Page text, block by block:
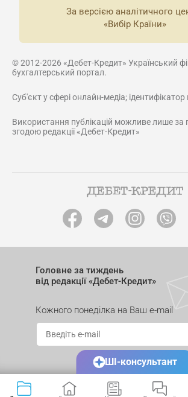
За версією аналітичного
«Вибір Країни»
© 2012-2026 «Дебет-Кредит» Український
бухгалтерський портал.
Суб'єкт у сфері онлайн-медіа;
Використання публікацій можливе лише
згодою редакції «Дебет-Кредит»
Головне за тиждень
від редакції «Дебет-Кредит»
Кожного понеділка на Ваш e-mail
ШІ-консультант